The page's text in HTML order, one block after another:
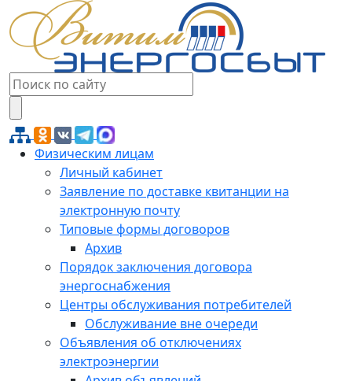
Физическим лицам
Личный кабинет
Заявление по доставке квитанции на
электронную почту
Типовые формы договоров
Архив
Порядок заключения договора
энергоснабжения
Центры обслуживания потребителей
Обслуживание вне очереди
Объявления об отключениях
электроэнергии